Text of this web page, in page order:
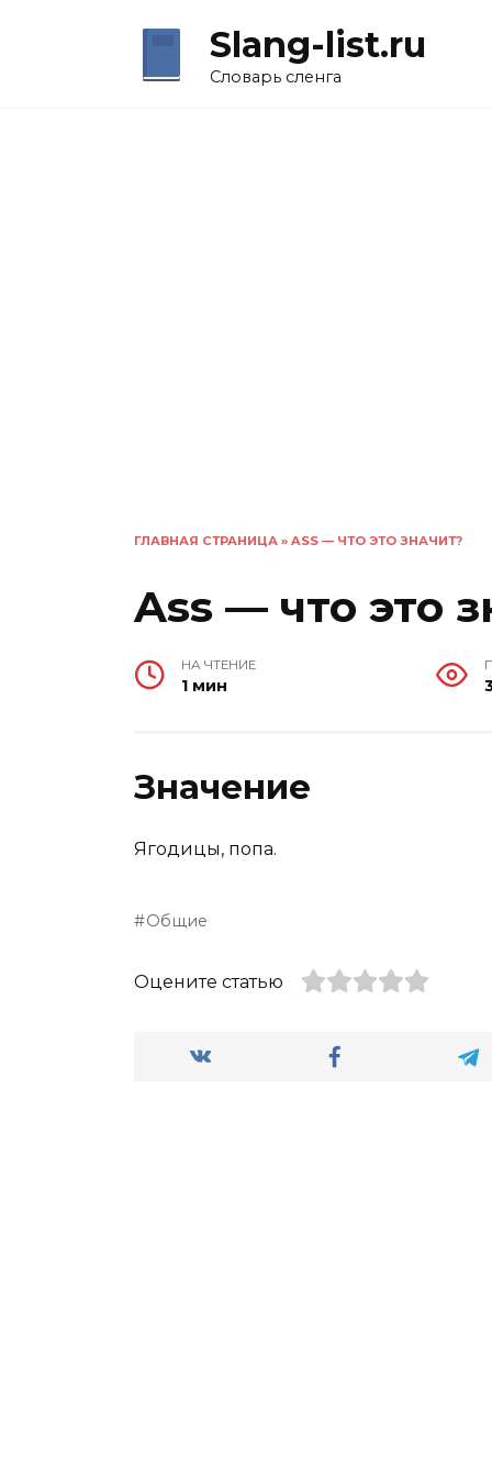
Slang-list.ru
Словарь сленга
ГЛАВНАЯ СТРАНИЦА » ASS — ЧТО ЭТО ЗНАЧИТ?
Ass — что это
НА ЧТЕНИЕ
1 мин
Значение
Ягодицы, попа.
Общие
Оцените статью